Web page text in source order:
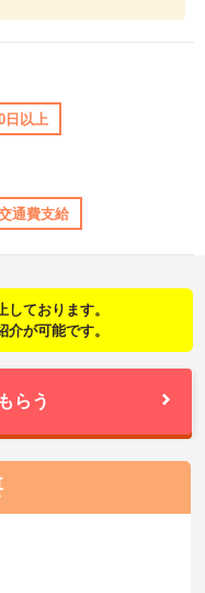
日以上
通費支給
ております。
が可能です。
らう